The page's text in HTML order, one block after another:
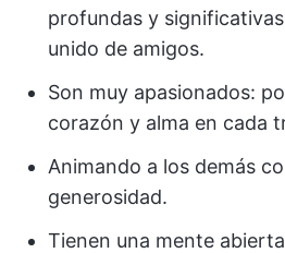
profundas y
unido de amigos.
Son muy apasionados:
corazón y alma en cada
Animando a los demás
generosidad.
Tienen una mente